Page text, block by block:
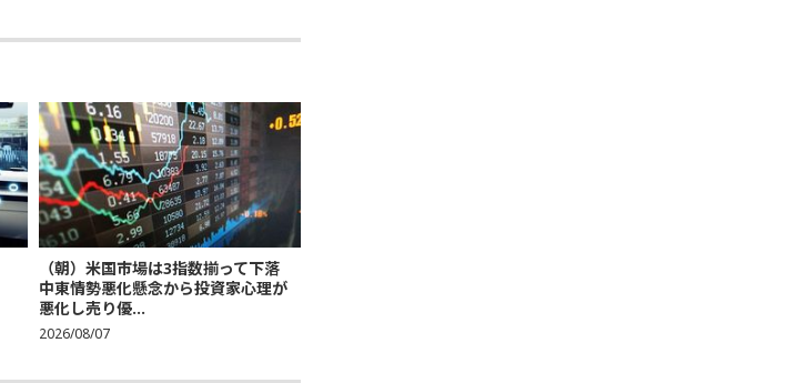
（朝）米国市場は3指数揃って下落
中東情勢悪化懸念から投資家心理が
悪化し売り優...
2026/08/07